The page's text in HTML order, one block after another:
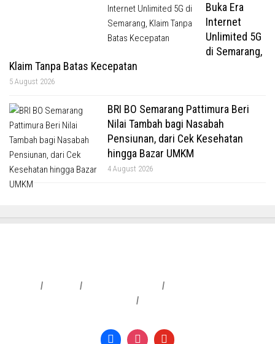
Buka Era
Internet
Unlimited 5G
di Semarang,
Klaim Tanpa Batas Kecepatan
5 August 2026
BRI BO Semarang Pattimura Beri
Nilai Tambah bagi Nasabah
Pensiunan, dari Cek Kesehatan
hingga Bazar UMKM
4 August 2026
| | |
|